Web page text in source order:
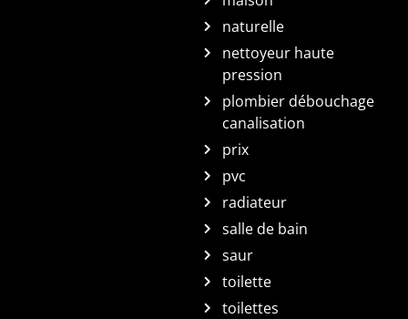
naturelle
nettoyeur haute
pression
plombier débouchage
canalisation
prix
pvc
radiateur
salle de bain
saur
toilette
toilettes